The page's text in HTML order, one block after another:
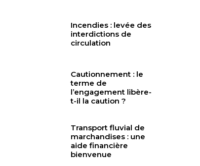
Incendies : levée des
interdictions de
circulation
Cautionnement : le
terme de
l’engagement libère-
t-il la caution ?
Transport fluvial de
marchandises : une
aide financière
bienvenue